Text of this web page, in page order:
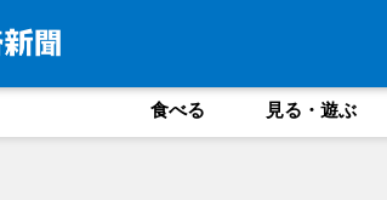
食べる 見る・遊ぶ